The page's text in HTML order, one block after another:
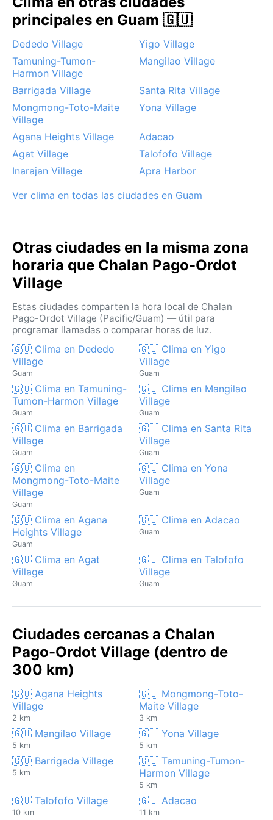
horas de sol sin el agobio de los chubascos. Sin
embargo, hay que estar atentos a los tifones, que
pueden azotar Guam entre agosto y noviembre,
trayendo vientos destructivos e inundaciones
repentinas. Aunque el pueblo no suele sufrir
marejadas extremas, las lluvias torrenciales pueden
estable: sin monzones marcados ni niebla, solo el
isla del Pacífico.
principales en Guam 🇬🇺
Dededo Village
Yigo Village
Tamuning-Tumon-
Harmon Village
Mangilao Village
Barrigada Village
Santa Rita Village
Mongmong-Toto-Maite
Village
Yona Village
Agana Heights Village
Adacao
Agat Village
Talofofo Village
Inarajan Village
Apra Harbor
Ver clima en todas las ciudades en Guam
Otras ciudades en la misma zona
horaria que Chalan Pago-Ordot
Village
Estas ciudades comparten la hora local de Chalan
Pago-Ordot Village (Pacific/Guam) — útil para
programar llamadas o comparar horas de luz.
🇬🇺 Clima en Dededo
Village
Guam
🇬🇺 Clima en Yigo
Village
Guam
🇬🇺 Clima en Tamuning-
Tumon-Harmon Village
Guam
🇬🇺 Clima en Mangilao
Village
Guam
🇬🇺 Clima en Barrigada
Village
Guam
🇬🇺 Clima en Santa Rita
Village
Guam
🇬🇺 Clima en
Mongmong-Toto-Maite
Village
Guam
🇬🇺 Clima en Yona
Village
Guam
🇬🇺 Clima en Agana
Heights Village
Guam
🇬🇺 Clima en Adacao
Guam
🇬🇺 Clima en Agat
Village
Guam
🇬🇺 Clima en Talofofo
Village
Guam
Ciudades cercanas a Chalan
Pago-Ordot Village (dentro de
300 km)
🇬🇺 Agana Heights
Village
2 km
🇬🇺 Mongmong-Toto-
Maite Village
3 km
🇬🇺 Mangilao Village
5 km
🇬🇺 Yona Village
5 km
🇬🇺 Barrigada Village
5 km
🇬🇺 Tamuning-Tumon-
Harmon Village
5 km
🇬🇺 Talofofo Village
10 km
🇬🇺 Adacao
11 km